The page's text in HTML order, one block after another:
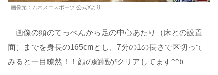
画像元：ムネスエスポーツ 公式Xより
画像の頭のてっぺんから足の中心あたり（床との設置
面）までを身長の165cmとし、7分の1の長さで区切って
みると一目瞭然！！顔の縦幅がクリアしてます^^b